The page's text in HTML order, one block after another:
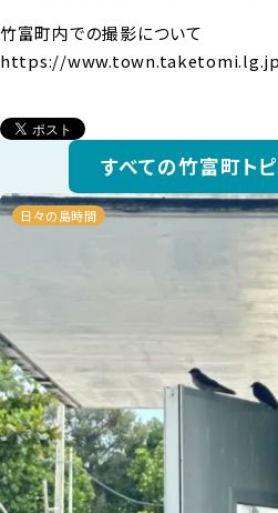
竹富町内での撮影について
https://
すべての竹富町ト
日々の島時間